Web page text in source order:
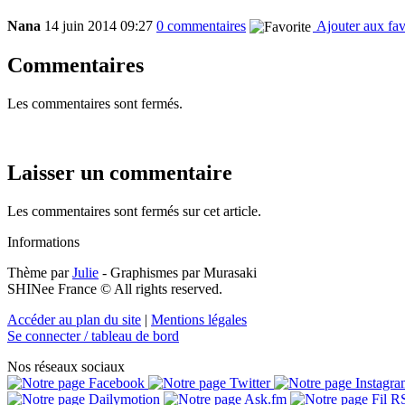
Nana 14 juin 2014 09:27 0 commentaires Ajouter aux
Commentaires
Les commentaires sont fermés.
Laisser un commentaire
Les commentaires sont fermés sur cet article.
Informations
Thème parJulie - Graphismes par Murasaki
SHINee France © All rights reserved.
Accéder au plan du site | Mentions légales
Se connecter / tableau de bord
Nos réseaux sociaux